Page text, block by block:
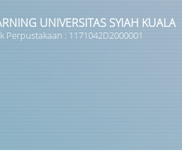
UNIVERSITAS SYIAH KUALA
Perpustakaan : 1171042D2000001